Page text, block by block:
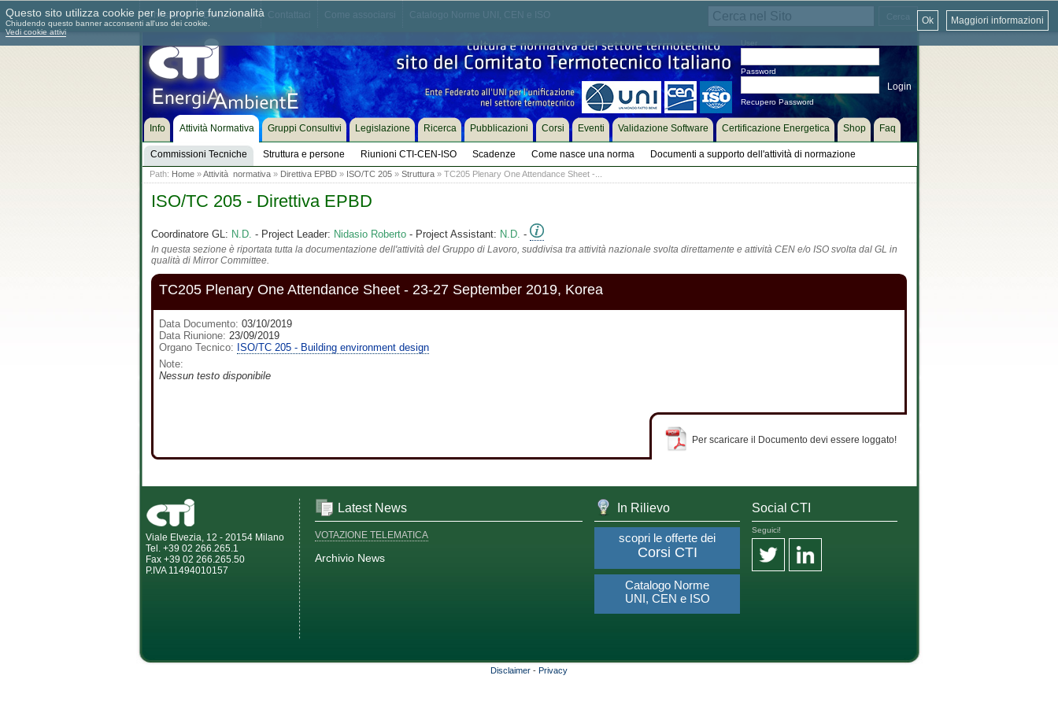
Chi siamo Dove siamo
Password
Recupero Password
Info Attività Normativa
Commissioni Tecniche Struttura e persone Riunioni CTI-CEN-ISO Scadenze Come nasce una norma Documenti a supporto dell'attività di normazione
Gruppi Consultivi Legislazione Ricerca Pubblicazioni Corsi Eventi Validazione Software Certificazione Energetica Shop Faq
Path: Home»Attività normativa» Direttiva EPBD» ISO/TC 205» Struttura» TC205 Plenary One Attendance Sheet -...
ISO/TC 205 - Direttiva EPBD
Coordinatore GL: N.D. - Project Leader: Nidasio Roberto- Project Assistant: N.D. -
In questa sezione è riportata tutta la documentazione dell'attività del Gruppo di Lavoro, suddivisa tra attività nazionale svolta direttamente e attività CEN e/o ISO svolta dal GL in
qualità di Mirror Committee.
TC205 Plenary One Attendance Sheet - 23-27 September 2019, Korea
Data Documento: 03/10/2019
Data Riunione: 23/09/2019
Organo Tecnico: ISO/TC 205 - Building environment design
Note:
Nessun testo disponibile
Per scaricare il Documento devi essere loggato!
Viale Elvezia, 12 - 20154 Milano
Tel. +39 02 266.265.1
Fax +39 02 266.265.50
P.IVA 11494010157
Latest News
VOTAZIONE TELEMATICA
Archivio News
In Rilievo
scopri le offerte dei
Corsi CTI
Catalogo Norme
UNI, CEN e ISO
Social CTI
Seguici!
Disclaimer - Privacy
Questo sito utilizza cookie per le proprie funzionalità
Chiudendo questo banner acconsenti all'uso dei cookie.
Vedi cookie attivi
Maggiori informazioni
Ok